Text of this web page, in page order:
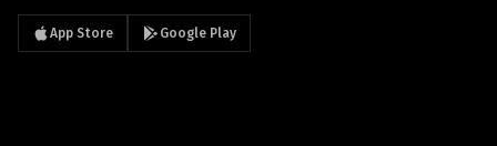
App Store Google Play